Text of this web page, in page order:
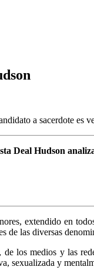
a sacerdote es
Deal Hudson
extendido en
de las diversas
los medios y las
sexualizada y